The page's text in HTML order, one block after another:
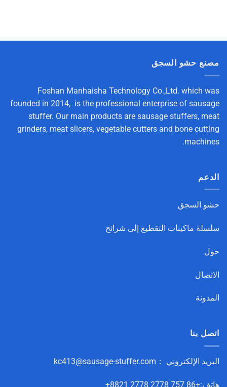
مصنع حشو السجق
Foshan Manhaisha Technology Co.,Ltd. which was
founded in 2014, is the professional enterprise of sausage
stuffer. Our main products are sausage stuffers, meat
grinders, meat slicers, vegetable cutters and bone cutting
machines.
الدعم
حشو السجق
سلسلة ماكينات التقطيع إلى شرائح
حول
الاتصال
المدونة
اتصل بنا
البريد الإلكتروني ： kc413@sausage-stuffer.com
هاتف:+86 757 2778 2778 8821+